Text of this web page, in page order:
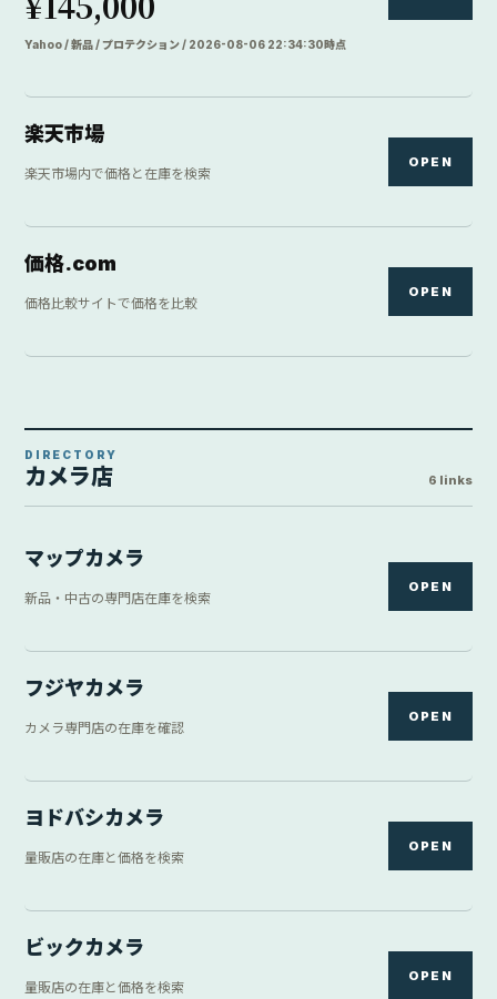
Yahoo / 新品 / プロテクション / 2026-08-06 22:34:30時点
楽天市場
楽天市場内で価格と在庫を検索
OPEN
価格.com
価格比較サイトで価格を比較
OPEN
DIRECTORY
カメラ店 6 links
マップカメラ
新品・中古の専門店在庫を検索
OPEN
フジヤカメラ
カメラ専門店の在庫を確認
OPEN
ヨドバシカメラ
量販店の在庫と価格を検索
OPEN
ビックカメラ
量販店の在庫と価格を検索
OPEN